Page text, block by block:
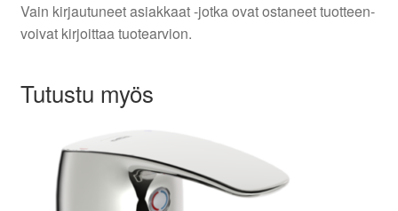
Vain kirjautuneet asiakkaat -jotka ovat ostaneet tuotteen-
voivat kirjoittaa tuotearvion.
Tutustu myös